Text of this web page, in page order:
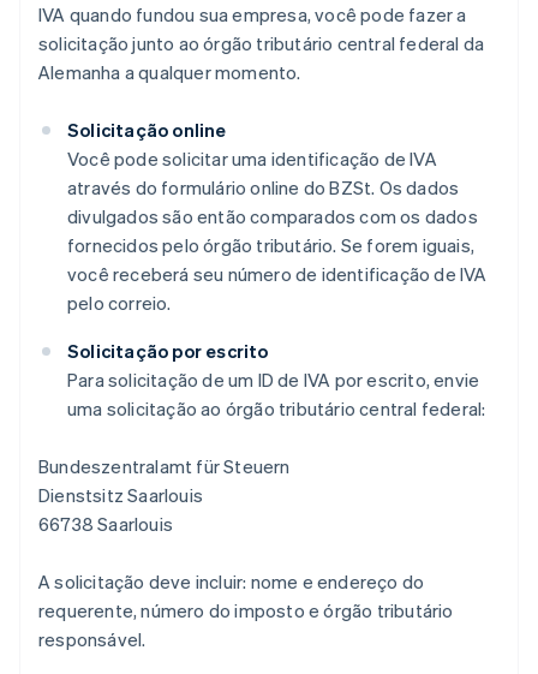
IVA quando fundou sua empresa, você pode fazer a
solicitação junto ao órgão tributário central federal da
Alemanha a qualquer momento.
Solicitação online
Você pode solicitar uma identificação de IVA
através do formulário online do BZSt. Os dados
divulgados são então comparados com os dados
fornecidos pelo órgão tributário. Se forem iguais,
você receberá seu número de identificação de IVA
pelo correio.
Solicitação por escrito
Para solicitação de um ID de IVA por escrito, envie
uma solicitação ao órgão tributário central federal:
Bundeszentralamt für Steuern
Dienstsitz Saarlouis
66738 Saarlouis
A solicitação deve incluir: nome e endereço do
requerente, número do imposto e órgão tributário
responsável.